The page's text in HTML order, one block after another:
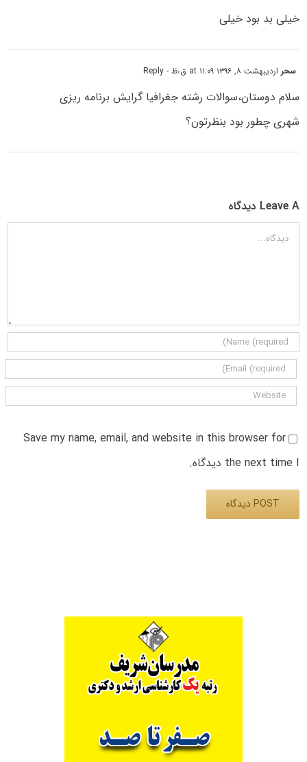
خیلی بد بود خیلی
سحر اردیبهشت ۸, ۱۳۹۶ at ۱۱:۰۹ ق٫ظ - Reply
سلام دوستان،سوالات رشته جغرافیا گرایش برنامه ریزی
شهری چطور بود بنظرتون؟
Leave A دیدگاه
دیدگاه
Save my name, email, and website in this browser for
the next time I دیدگاه.